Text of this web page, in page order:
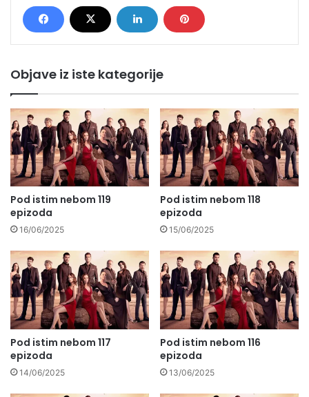
Objave iz iste kategorije
Pod istim nebom 119
epizoda
16/06/2025
Pod istim nebom 118
epizoda
15/06/2025
Pod istim nebom 117
epizoda
14/06/2025
Pod istim nebom 116
epizoda
13/06/2025